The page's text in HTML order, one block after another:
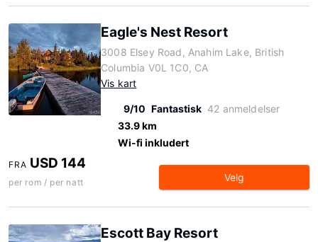
Eagle's Nest Resort
3008 Elsey Road, Anahim Lake, British
Columbia V0L 1C0, CA
Vis kart
9/10 Fantastisk 42 anmeldelser
33.9 km
Wi-fi inkludert
FRA USD 144
per rom / per natt Velg
Escott Bay Resort